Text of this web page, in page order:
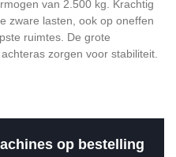
van 2.500 kg. Krachtig
zware lasten, ook op oneffen
ruimtes. De grote
zorgen voor stabiliteit.
op bestelling